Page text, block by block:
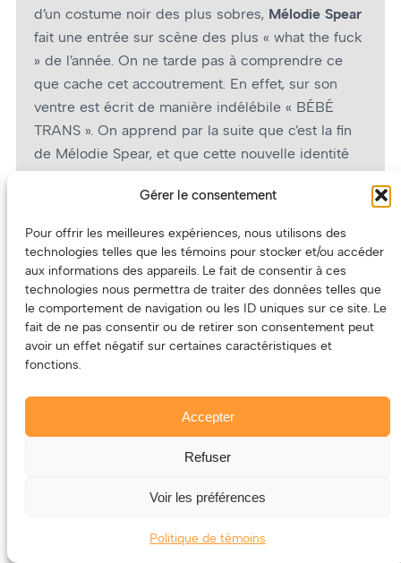
Gérer le consentement
Pour offrir les meilleures expériences, nous utilisons des
technologies telles que les témoins pour stocker et/ou accéder
aux informations des appareils. Le fait de consentir à ces
technologies nous permettra de traiter des données telles que
le comportement de navigation ou les ID uniques sur ce site. Le
fait de ne pas consentir ou de retirer son consentement peut
avoir un effet négatif sur certaines caractéristiques et
fonctions.
Accepter
Refuser
Voir les préférences
Politique de témoins
d’un costume noir des plus sobres, Mélodie Spear
fait une entrée sur scène des plus « what the fuck
» de l’année. On ne tarde pas à comprendre ce
que cache cet accoutrement. En effet, sur son
ventre est écrit de manière indélébile « BÉBÉ
TRANS ». On apprend par la suite que c’est la fin
de Mélodie Spear, et que cette nouvelle identité
de genre s’accompagne aussi d’un nouveau projet
musical. Attention, exclusivité : surveillez le nom
intérieur.
Iel nous livre toute une performance pop
énergique empreinte d’une intensité et
vulnérabilité vocale exceptionnelle. Le groupe se
donne vraiment à fond sur scène, que ce soit
réchauffe rapidement en ce début de soirée. Sur
une note humoristique, on apprend même que le
En parlant de nouveau projet : on a droit à une
nouvelle chanson avec une introduction